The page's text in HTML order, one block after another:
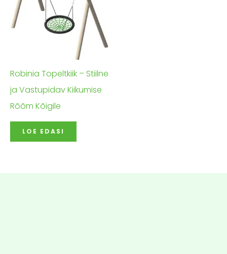
Robinia Topeltkiik – Stiilne
ja Vastupidav Kiikumise
Rõõm Kõigile
LOE EDASI